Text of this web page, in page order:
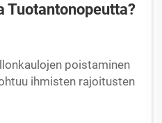
Tuotantonopeutta?
poistaminen
ihmisten rajoitusten
taitto ja liimaus on
ja raskasta.